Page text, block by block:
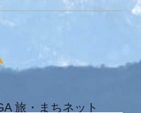
旅・まちネット